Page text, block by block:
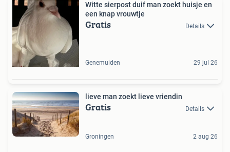
Witte sierpost duif man zoekt huisje en
een knap vrouwtje
Gratis Details
Genemuiden 29 jul 26
lieve man zoekt lieve vriendin
Gratis Details
Groningen 2 aug 26